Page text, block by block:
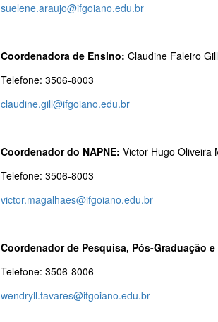
suelene.araujo@ifgoiano.edu.br
Coordenadora de Ensino: Claudine Faleiro Gill
Telefone: 3506-8003
claudine.gill@ifgoiano.edu.br
Coordenador do NAPNE: Victor Hugo Oliveira
Telefone: 3506-8003
victor.magalhaes@ifgoiano.edu.br
Coordenador de Pesquisa, Pós-Graduação
Telefone: 3506-8006
wendryll.tavares@ifgoiano.edu.br